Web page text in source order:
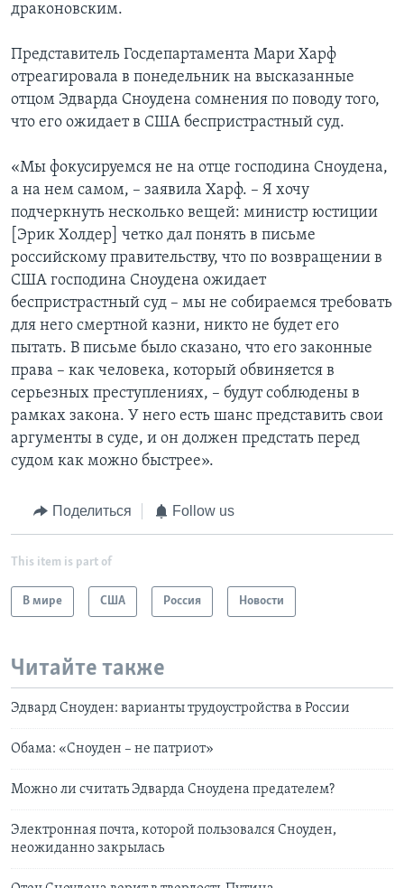
драконовским.
Представитель Госдепартамента Мари Харф
отреагировала в понедельник на высказанные
отцом Эдварда Сноудена сомнения по поводу того,
что его ожидает в США беспристрастный суд.
«Мы фокусируемся не на отце господина Сноудена,
а на нем самом, – заявила Харф. – Я хочу
подчеркнуть несколько вещей: министр юстиции
[Эрик Холдер] четко дал понять в письме
российскому правительству, что по возвращении в
США господина Сноудена ожидает
беспристрастный суд – мы не собираемся требовать
для него смертной казни, никто не будет его
пытать. В письме было сказано, что его законные
права – как человека, который обвиняется в
серьезных преступлениях, – будут соблюдены в
рамках закона. У него есть шанс представить свои
аргументы в суде, и он должен предстать перед
судом как можно быстрее».
Поделиться Follow us
This item is part of
В мире США Россия Новости
Читайте также
Эдвард Сноуден: варианты трудоустройства в России
Обама: «Сноуден – не патриот»
Можно ли считать Эдварда Сноудена предателем?
Электронная почта, которой пользовался Сноуден,
неожиданно закрылась